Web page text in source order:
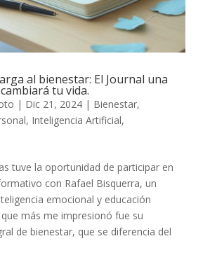
al bienestar: El Journal una
tu vida.
| Dic 21, 2024| Bienestar,
, Inteligencia Artificial,
tuve la oportunidad de participar en
con Rafael Bisquerra, un
emocional y educación
más me impresionó fue su
de bienestar, que se diferencia del